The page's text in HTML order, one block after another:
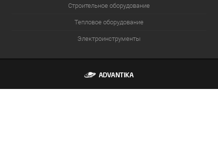
Строительное оборудование
Тепловое оборудование
Электроинструменты